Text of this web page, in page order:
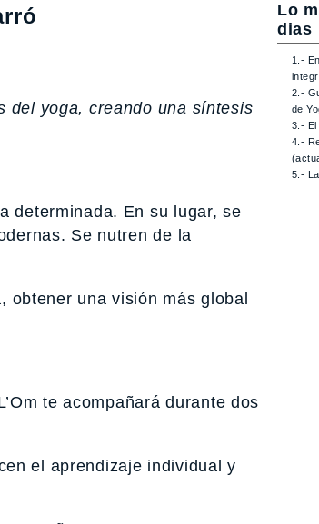
del yoga, creando una síntesis
determinada. En su lugar, se
Se nutren de la
obtener una visión más global
te acompañará durante dos
el aprendizaje individual y
Lo
dias
1.-
2.-
de
3.- El
4.-
5.-